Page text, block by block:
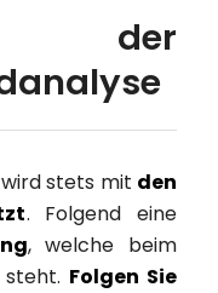
der
stets mit den
. Folgend eine
, welche beim
Folgen Sie